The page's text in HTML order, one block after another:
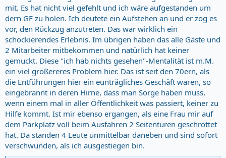
mit. Es hat nicht viel gefehlt und ich wäre aufgestanden um
dern GF zu holen. Ich deutete ein Aufstehen an und er zog es
vor, den Rückzug anzutreten. Das war wirklich ein
schockierendes Erlebnis. Im übrigen haben das alle Gäste und
2 Mitarbeiter mitbekommen und natürlich hat keiner
gemuckt. Diese "ich hab nichts gesehen"-Mentalität ist m.M.
ein viel größereres Problem hier. Das ist seit den 70ern, als
die Entführungen hier ein eunträgliches Geschäft waren, so
eingebrannt in deren Hirne, dass man Sorge haben muss,
wenn einem mal in aller Öffentlichkeit was passiert, keiner zu
Hilfe kommt. Ist mir ebenso ergangen, als eine Frau mir auf
dem Parkplatz voll beim Ausfahren 2 Seitentüren geschrottet
hat. Da standen 4 Leute unmittelbar daneben und sind sofort
verschwunden, als ich ausgestiegen bin.